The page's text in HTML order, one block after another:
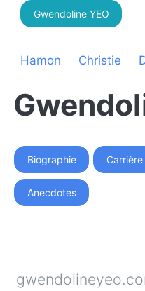
Gwendoline YEO
Hamon Christie
Biographie Carrière
Anecdotes